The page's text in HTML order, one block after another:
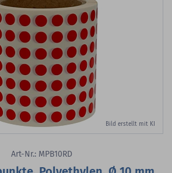
Bild erstellt mit KI
Art-Nr.: MPB10RD